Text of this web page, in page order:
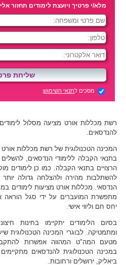
מלא/י פרטיך ויועצת לימודים תחזור
מסכים לתנאי השימוש.
רשת מכללות אורט מציעה מסלול
להנדסאים.
המכינה הטכנולוגית של רשת מכללות
בתנאי הקבלה ללימודי הנדסאים,
הרצויים בתנאי הקבלה. כמו כן לימודים
להשתלבות מהירה ולהצלחה גדולה יותר
הנדסאי. מכללות אורט מציעות לימודים
מתפשרת המועברים על ידי סגל הוראה
יחס חם וליווי אישי.
בסיום הלימודים יתקיימו בחינות
ומתמטיקה. לבוגרי המכינה הטכנולוגית
מטעם המה"ט המהווה אפשרות
במכינה הטכנולוגית להנדסאים
ביאליק, ירושלים ורחובות.